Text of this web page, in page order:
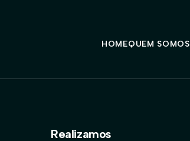
HOMEQUEM SOMOS
Realizamos